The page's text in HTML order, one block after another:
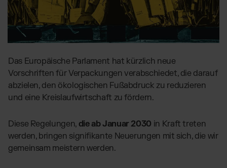
Transport
per LKW, Luft- oder
Seefracht
Beauty & Kosmetik
Schmuck & Luxusprodukte
Supplements
Elektronikprodukte
Parfums & Düfte
Globales Fulfillment Netzwerk
Software Abos
Wähle deine passende Lösung
Fulfillment Preisliste
Unsere Standard-Preisliste als Download
Ressourcen
Blog
Beiträge, Case Studies, News
Case Studies
Wie Kunden mit uns wachsen
Downloads
E-Books, Guides & Preislisten
Presse
FAQ
Alle Antworten zu unseren Services
Kontakt AT
Das Europäische Parlament hat kürzlich neue
Vorschriften für Verpackungen verabschiedet, die darauf
abzielen, den ökologischen Fußabdruck zu reduzieren
und eine Kreislaufwirtschaft zu fördern.
Diese Regelungen, die ab Januar 2030 in Kraft treten
werden, bringen signifikante Neuerungen mit sich, die wir
gemeinsam meistern werden.